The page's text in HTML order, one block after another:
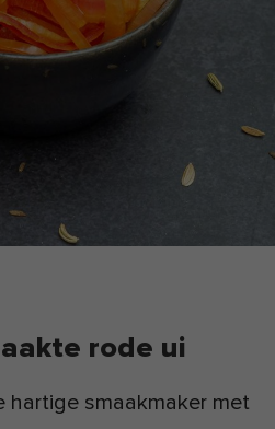
rode ui
hartige smaakmaker met